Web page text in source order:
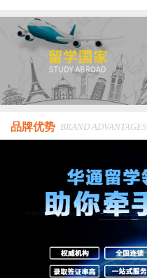
品牌优势 BRAND ADVANTAGES